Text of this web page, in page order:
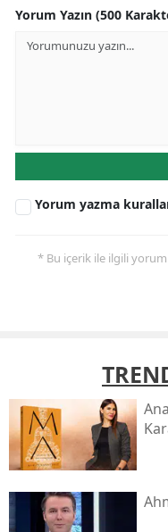
Yorum Yazın (500
Yorum yazma
* Bu içerik ile ilgili yorum